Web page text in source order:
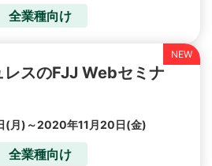
全業種向け
スのFJJ Webセミナ
(月)～2020年11月20日(金)
全業種向け